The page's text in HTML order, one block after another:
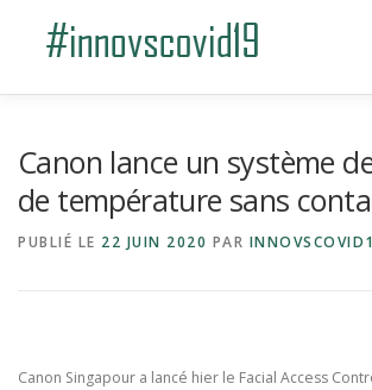
Canon lance un système
de température sans
PUBLIÉ LE 22 JUIN 2020 PAR
Canon Singapour a lancé hier le Facial Access